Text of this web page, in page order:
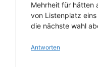
Mehrheit für hätten
von Listenplatz
die nächste wahl
Antworten